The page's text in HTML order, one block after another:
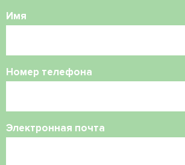
Имя
Номер телефона
Электронная почта